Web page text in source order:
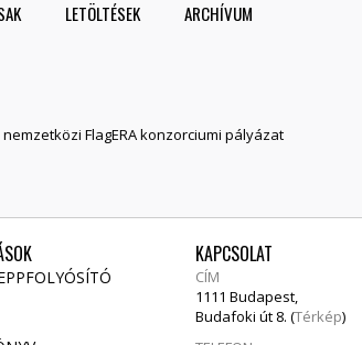
LETÖLTÉSEK ARCHÍVUM
FlagERA konzorciumi pályázat
KAPCSOLAT
CÍM
1111 Budapest,
Budafoki út 8. (Térkép)